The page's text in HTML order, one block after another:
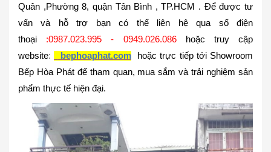
Quân ,Phường 8, quận Tân Bình , TP.HCM . Để được tư
vấn và hỗ trợ bạn có thể liên hệ qua số điện
thoại :0987.023.995 - 0949.026.086
hoặc truy cập
website: bephoaphat.com
hoặc trực tiếp tới Showroom
Bếp Hòa Phát để tham quan, mua sắm và trải nghiệm sản
phẩm thực tế hiện đại.